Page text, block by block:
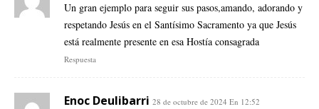
Un gran ejemplo para seguir sus pasos,amando, adorando y
respetando Jesús en el Santísimo Sacramento ya que Jesús
está realmente presente en esa Hostía consagrada
Respuesta
Enoc Deulibarri 28 de octubre de 2024 En 12:52